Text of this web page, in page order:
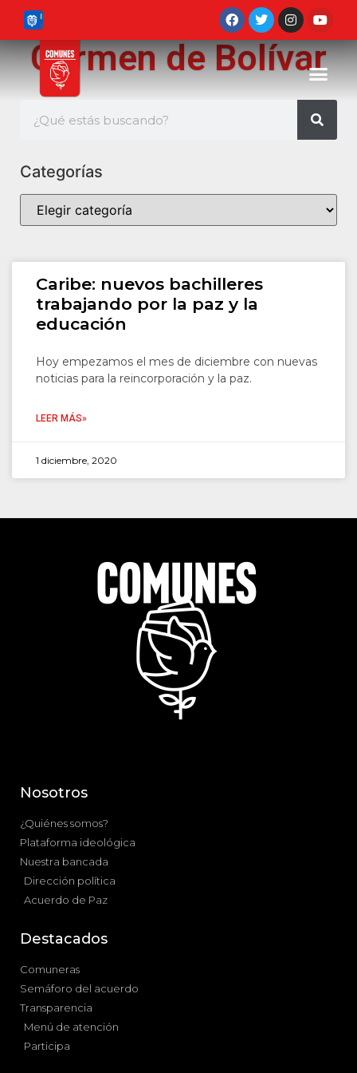
Carmen de Bolívar
Categorías
Caribe: nuevos bachilleres
trabajando por la paz y la
educación
Hoy empezamos el mes de diciembre con nuevas
noticias para la reincorporación y la paz.
LEER MÁS»
1 diciembre, 2020
Nosotros
¿Quiénes somos?
Plataforma ideológica
Nuestra bancada
Dirección política
Acuerdo de Paz
Destacados
Comuneras
Semáforo del acuerdo
Transparencia
Menú de atención
Participa